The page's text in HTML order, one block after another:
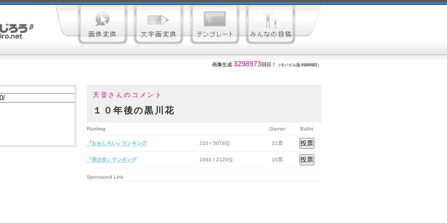
画像生成 3298973 回目！ （モバイル版:916669回）
天音さんのコメント
１０年後の黒川花
Ranking Garner Ballot
『おもしろい』ランキング 210 / 5074位 21票
『美少女』ランキング 1661 / 2120位 10票
Sponsored Link